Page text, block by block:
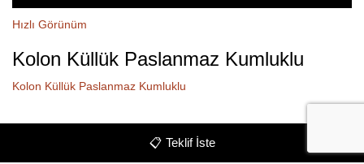
Hızlı Görünüm
Kolon Küllük Paslanmaz Kumluklu
Kolon Küllük Paslanmaz Kumluklu
📋 Teklif İste